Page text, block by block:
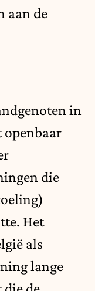
aan de
in
openbaar
die
Het
als
lange